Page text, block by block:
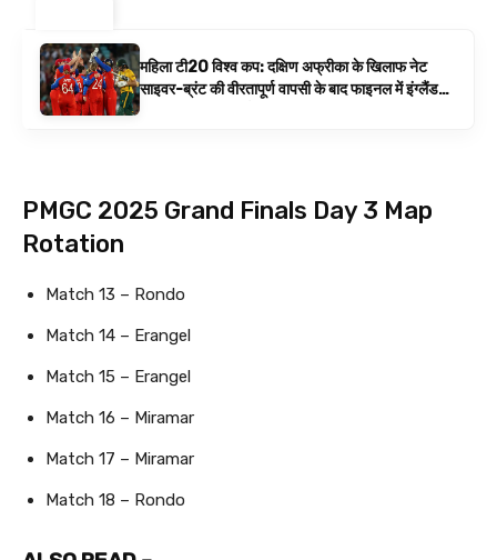
महिला टी20 विश्व कप: दक्षिण अफ्रीका के खिलाफ नेट
साइवर-ब्रंट की वीरतापूर्ण वापसी के बाद फाइनल में इंग्लैंड
PMGC 2025 Grand Finals Day 3 Map
Rotation
Match 13 – Rondo
Match 14 – Erangel
Match 15 – Erangel
Match 16 – Miramar
Match 17 – Miramar
Match 18 – Rondo